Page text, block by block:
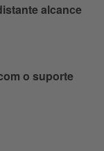
alcance
o suporte